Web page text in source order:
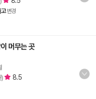
변경
머무는 곳
)
8.5